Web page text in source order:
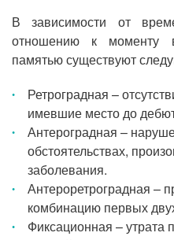
В зависимости от
отношению к моменту
памятью существуют
Ретроградная –
имевшие место до
Антероградная –
обстоятельствах,
заболевания.
Антероретроградная –
комбинацию первых
Фиксационная – утрата